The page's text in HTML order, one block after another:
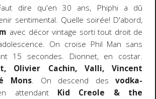
dire qu'en 30 ans, Phiphi a dû
sentimental. Quelle soirée! D'abord,
avec décor vintage sorti tout droit de
On croise Phil Man sans
15 secondes. Dionnet, en costar.
Olivier Cachin, Valli, Vincent
Mons. On descend desvodka-
attendant Kid Creole & the